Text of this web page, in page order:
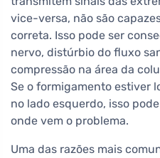
vice-versa, não são
correta. Isso pode ser
nervo, distúrbio do fluxo
compressão na área da
Se o formigamento estiver
no lado esquerdo, isso
onde vem o problema.
Uma das razões mais